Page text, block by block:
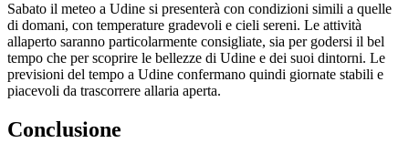
Sabato il meteo a Udine si presenterà con condizioni simili a quelle
di domani, con temperature gradevoli e cieli sereni. Le attività
allaperto saranno particolarmente consigliate, sia per godersi il bel
tempo che per scoprire le bellezze di Udine e dei suoi dintorni. Le
previsioni del tempo a Udine confermano quindi giornate stabili e
piacevoli da trascorrere allaria aperta.
Conclusione